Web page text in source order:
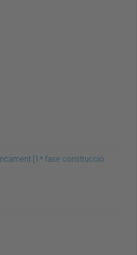
[1ª fase construcció